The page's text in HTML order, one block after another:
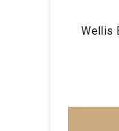
Wellis